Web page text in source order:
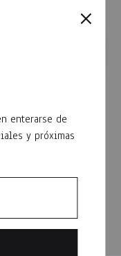
enterarse de
y próximas